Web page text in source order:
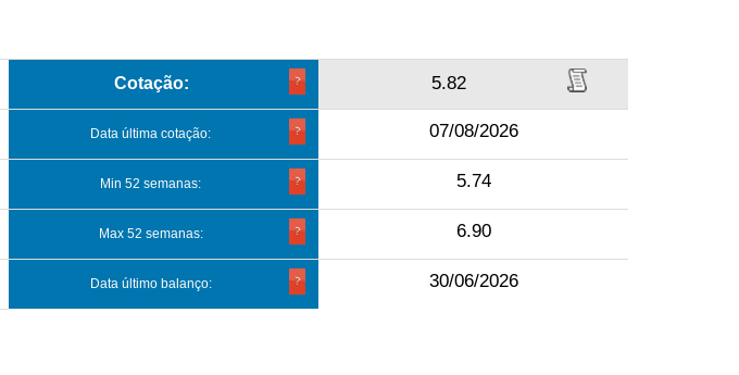
Cotação: 5.82
Data última cotação: 07/08/2026
Min 52 semanas: 5.74
Max 52 semanas: 6.90
Data último balanço: 30/06/2026